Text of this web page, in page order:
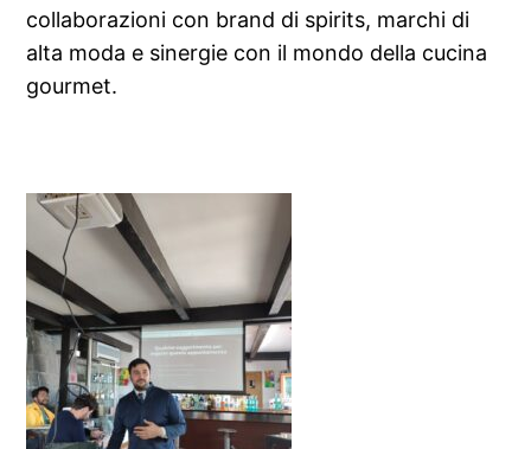
collaborazioni con brand di spirits, marchi di
alta moda e sinergie con il mondo della cucina
gourmet.